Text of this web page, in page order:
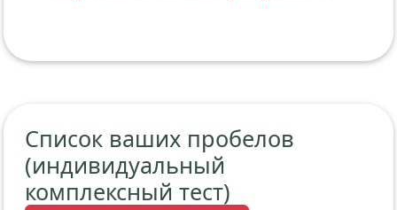
Список ваших пробелов
(индивидуальный
комплексный тест)